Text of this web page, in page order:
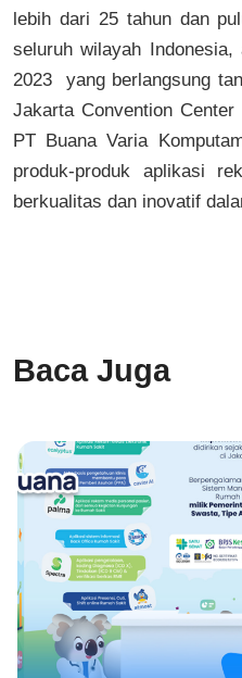
lebih dari 25 tahun dan
seluruh wilayah
2023 yang berlangsung
Jakarta Convention
PT Buana Varia
produk-produk aplikasi
berkualitas dan inovatif
Baca Juga